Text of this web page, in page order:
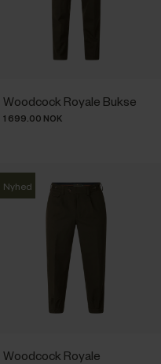
Woodcock Royale Bukse
1 699.00 NOK
Nyhed
Woodcock Royale